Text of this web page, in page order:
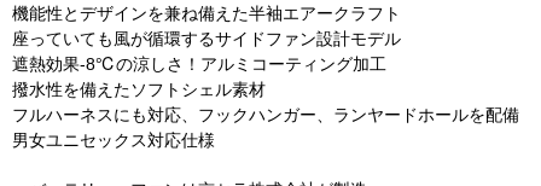
機能性とデザインを兼ね備えた半袖エアークラフト
座っていても風が循環するサイドファン設計モデル
遮熱効果-8℃の涼しさ！アルミコーティング加工
撥水性を備えたソフトシェル素材
フルハーネスにも対応、フックハンガー、ランヤードホールを配備
男女ユニセックス対応仕様